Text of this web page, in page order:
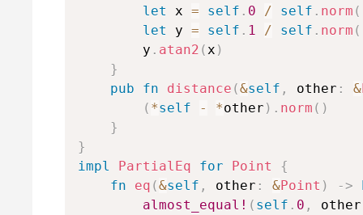
let
x = self . 0 / self . norm (
let
y = self . 1 / self . norm (
        y
. atan2 ( x )
}
pub
fn distance (&self , other : &
( *self - *other ) . norm ( )
}
}
impl
PartialEq for Point
{
fn
eq (&self , other : &Point ) ->
almost_equal! ( self . 0 , other